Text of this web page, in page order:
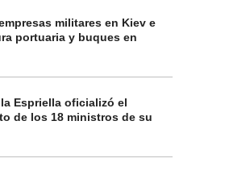
militares en Kiev e
portuaria y buques en
Espriella oficializó el
de los 18 ministros de su